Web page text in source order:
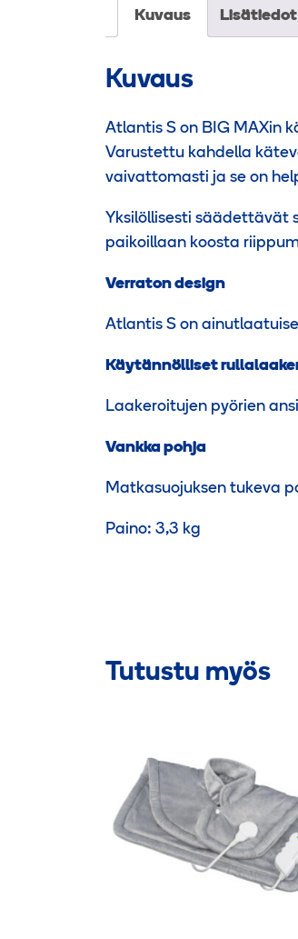
Kuvaus Lisätiedot
Kuvaus
Atlantis S on BIG MAXin
Varustettu kahdella
vaivattomasti ja se on
Yksilöllisesti
paikoillaan koosta
Verraton design
Atlantis S on
Käytännölliset
Laakeroitujen pyörien
Vankka pohja
Matkasuojuksen tukeva
Paino: 3,3 kg
Tutustu myös